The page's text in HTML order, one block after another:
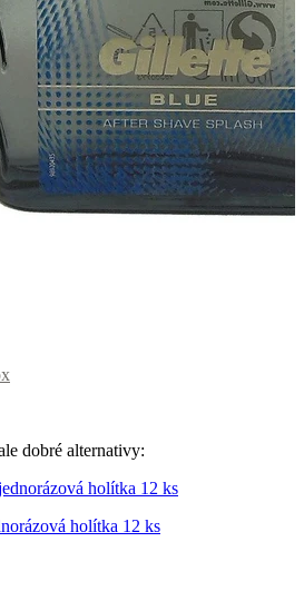
dobré alternativy:
holítka 12 ks